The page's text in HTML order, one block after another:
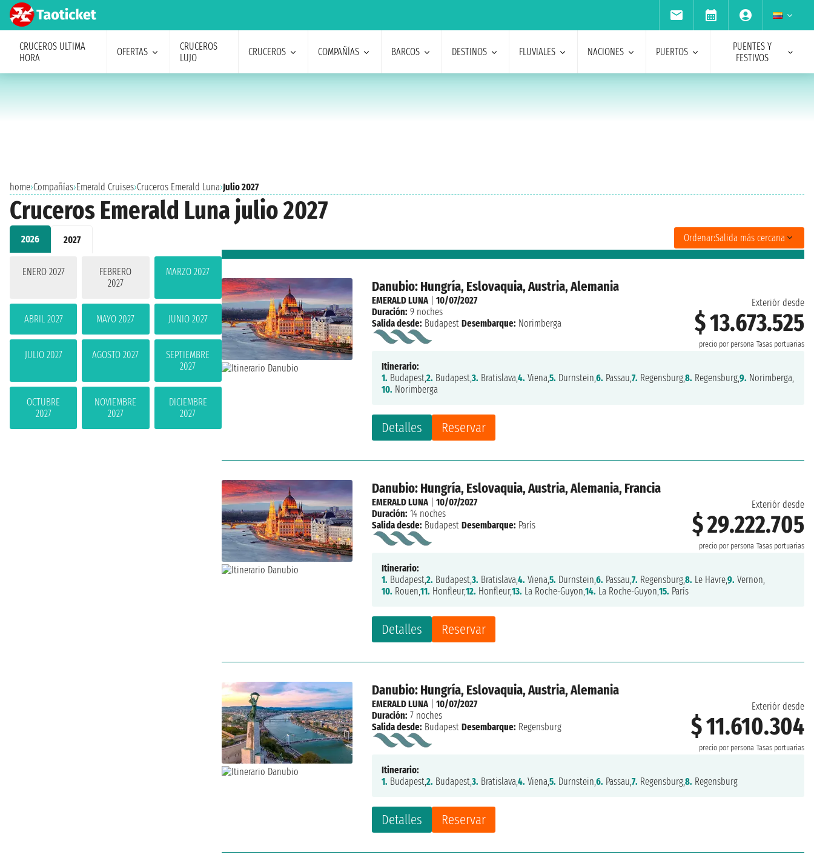
CRUCEROS ULTIMA
HORA
OFERTAS
CRUCEROS
LUJO
CRUCEROS COMPAÑÍAS BARCOS DESTINOS FLUVIALES NACIONES PUERTOS
PUENTES Y
FESTIVOS
home›Compañías›Emerald Cruises›Cruceros Emerald Luna›Julio 2027
Cruceros Emerald Luna julio 2027
2026 2027
ENERO 2027
FEBRERO
2027
MARZO 2027
ABRIL 2027 MAYO 2027 JUNIO 2027
JULIO 2027 AGOSTO 2027
SEPTIEMBRE
2027
OCTUBRE
2027
NOVIEMBRE
2027
DICIEMBRE
2027
Ordenar:Salida más cercana
Danubio: Hungría, Eslovaquia, Austria, Alemania
Exteriór desde
$ 13.673.525
precio por persona Tasas portuarias
Detalles Reservar
EMERALD LUNA|10/07/2027
Duración: 9 noches
Salida desde: Budapest Desembarque: Norimberga
Itinerario:
1. Budapest,2. Budapest,3. Bratislava,4. Viena,5. Durnstein,6. Passau,7. Regensburg,8. Regensburg,9. Norimberga,
10. Norimberga
Danubio: Hungría, Eslovaquia, Austria, Alemania, Francia
Exteriór desde
$ 29.222.705
precio por persona Tasas portuarias
Detalles Reservar
EMERALD LUNA|10/07/2027
Duración: 14 noches
Salida desde: Budapest Desembarque: París
Itinerario:
1. Budapest,2. Budapest,3. Bratislava,4. Viena,5. Durnstein,6. Passau,7. Regensburg,8. Le Havre,9. Vernon,
10. Rouen,11. Honfleur,12. Honfleur,13. La Roche-Guyon,14. La Roche-Guyon,15. París
Danubio: Hungría, Eslovaquia, Austria, Alemania
Exteriór desde
$ 11.610.304
precio por persona Tasas portuarias
Detalles Reservar
EMERALD LUNA|10/07/2027
Duración: 7 noches
Salida desde: Budapest Desembarque: Regensburg
Itinerario:
1. Budapest,2. Budapest,3. Bratislava,4. Viena,5. Durnstein,6. Passau,7. Regensburg,8. Regensburg